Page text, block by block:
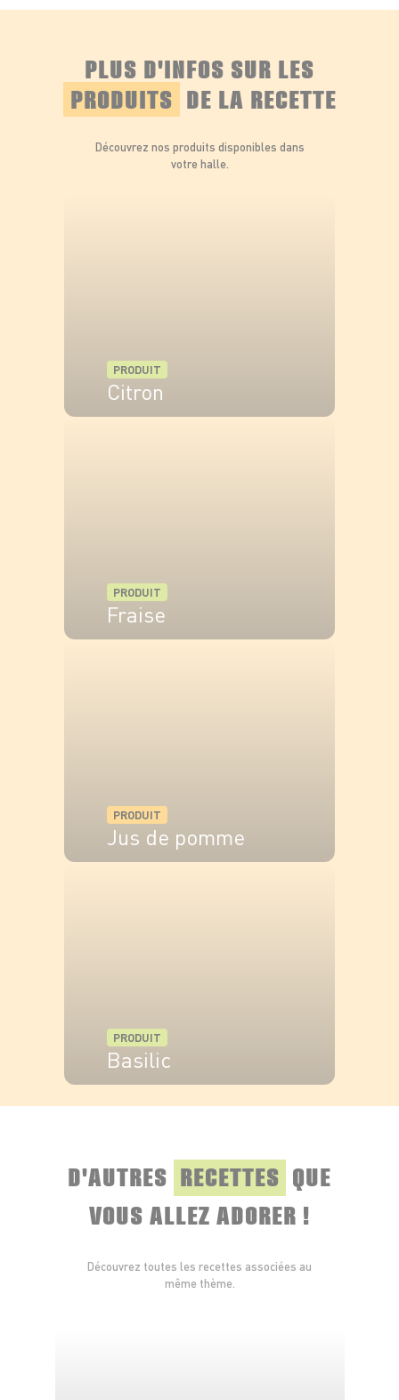
PLUS D'INFOS SUR LES
PRODUITS DE LA RECETTE
Découvrez nos produits disponibles dans
votre halle.
PRODUIT
Citron
PRODUIT
Fraise
PRODUIT
Jus de pomme
PRODUIT
Basilic
D'AUTRES RECETTES QUE
VOUS ALLEZ ADORER !
Découvrez toutes les recettes associées au
même thème.